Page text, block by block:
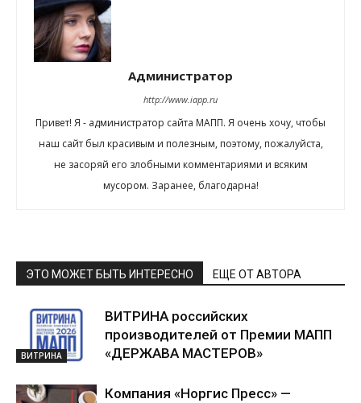
Администратор
http://www.iapp.ru
Привет! Я - администратор сайта МАПП. Я очень хочу, чтобы
наш сайт был красивым и полезным, поэтому, пожалуйста,
не засоряй его злобными комментариями и всяким
мусором. Заранее, благодарна!
ЭТО МОЖЕТ БЫТЬ ИНТЕРЕСНО ЕЩЕ ОТ АВТОРА
ВИТРИНА
ВИТРИНА российских
производителей от Премии МАПП
«ДЕРЖАВА МАСТЕРОВ»
Компания «Норгис Пресс» —